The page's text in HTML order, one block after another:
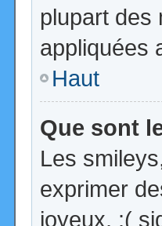
plupart des
appliquées
Haut
Que sont
Les
exprimer
joyeux, :(